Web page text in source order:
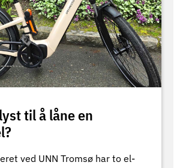
til å låne en
ved UNN Tromsø har to el-